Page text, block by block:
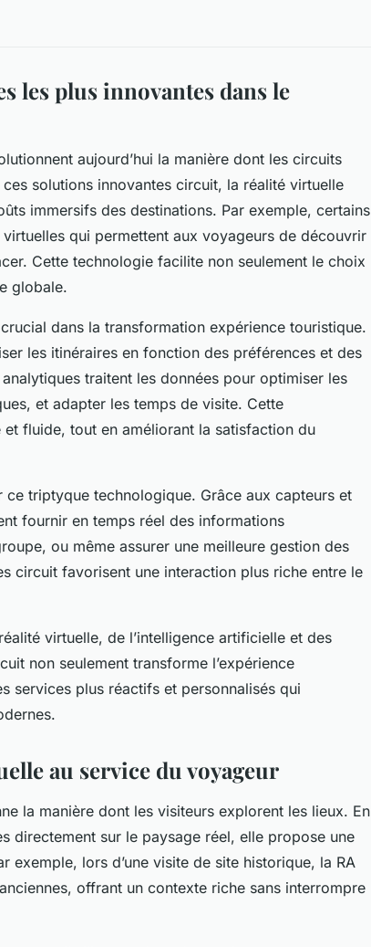
les plus innovantes dans le
aujourd’hui la manière dont les circuits
solutions innovantes circuit, la réalité virtuelle
immersifs des destinations. Par exemple, certains
qui permettent aux voyageurs de découvrir
Cette technologie facilite non seulement le choix
globale.
dans la transformation expérience touristique.
les itinéraires en fonction des préférences et des
traitent les données pour optimiser les
et adapter les temps de visite. Cette
fluide, tout en améliorant la satisfaction du
triptyque technologique. Grâce aux capteurs et
fournir en temps réel des informations
ou même assurer une meilleure gestion des
circuit favorisent une interaction plus riche entre le
virtuelle, de l’intelligence artificielle et des
non seulement transforme l’expérience
services plus réactifs et personnalisés qui
au service du voyageur
la manière dont les visiteurs explorent les lieux. En
directement sur le paysage réel, elle propose une
exemple, lors d’une visite de site historique, la RA
offrant un contexte riche sans interrompre